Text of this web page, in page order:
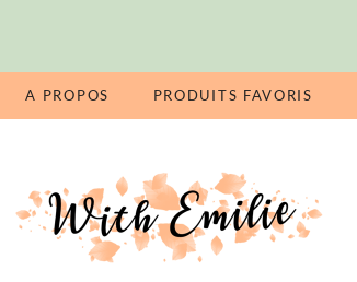
A PROPOS PRODUITS FAVORIS